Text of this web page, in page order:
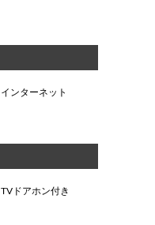
インターネット
TVドアホン付き